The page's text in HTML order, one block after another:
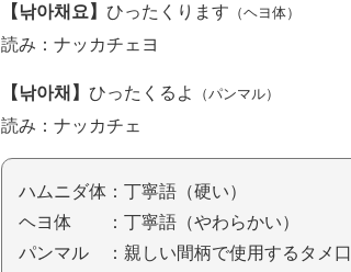
【낚아채요】 ひったくります （ヘヨ体）
読み：ナッカチェヨ
【낚아채】 ひったくるよ （パンマル）
読み：ナッカチェ
ハムニダ体：丁寧語（硬い）
ヘヨ体 ：丁寧語（やわらかい）
パンマル ：親しい間柄で使用するタメ口